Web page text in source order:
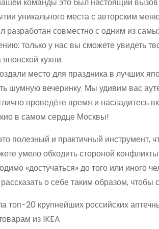
уникального места с авторским
разработан совместно с одним из
только у нас вы сможете увидеть
кухни.
место для праздника в лучших
шумную вечеринку. Мы удивим вас
проведёте время и насладитесь
в самом сердце Москвы!
полезный и практичный инструмент,
умело обходить стороной
«достучаться» до того или иного
о себе таким образом,
топ-20 крупнейших российских
из IKEA